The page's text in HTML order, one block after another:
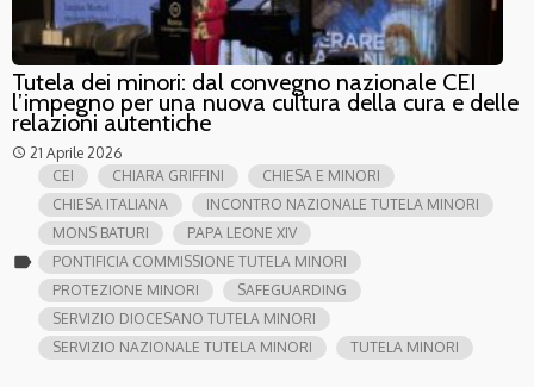
Tutela dei minori: dal convegno nazionale CEI
l’impegno per una nuova cultura della cura e delle
relazioni autentiche
access_time 21 Aprile 2026
label
CEI CHIARA GRIFFINI
CHIESA E MINORI
CHIESA ITALIANA
INCONTRO NAZIONALE TUTELA MINORI
MONS BATURI
PAPA LEONE XIV
PONTIFICIA COMMISSIONE TUTELA MINORI
PROTEZIONE MINORI
SAFEGUARDING
SERVIZIO DIOCESANO TUTELA MINORI
SERVIZIO NAZIONALE TUTELA MINORI
TUTELA MINORI